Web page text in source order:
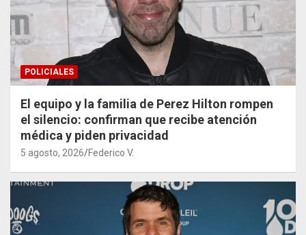
POLICIALES
El equipo y la familia de Perez Hilton rompen
el silencio: confirman que recibe atención
médica y piden privacidad
5 agosto, 2026 Federico V.